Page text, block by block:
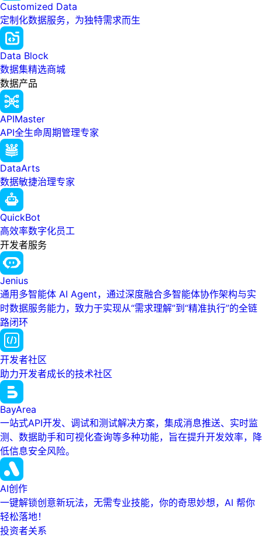
Customized Data
定制化数据服务，为独特需求而生
Data Block
数据集精选商城
数据产品
APIMaster
API全生命周期管理专家
DataArts
数据敏捷治理专家
QuickBot
高效率数字化员工
开发者服务
Jenius
通用多智能体 AI Agent，通过深度融合多智能体协作架构与实
时数据服务能力，致力于实现从“需求理解”到“精准执行”的全链
路闭环
开发者社区
助力开发者成长的技术社区
BayArea
一站式API开发、调试和测试解决方案，集成消息推送、实时监
测、数据助手和可视化查询等多种功能，旨在提升开发效率，降
低信息安全风险。
AI创作
一键解锁创意新玩法，无需专业技能，你的奇思妙想，AI 帮你
轻松落地！
投资者关系